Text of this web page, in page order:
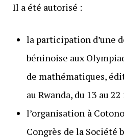
Il a été autorisé :
la participation d’une
béninoise aux
de mathématiques,
au Rwanda, du 13 au
l’organisation à
Congrès de la Société